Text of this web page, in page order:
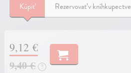
Kúpiť Rezervovať v kníhkupectve
9,12 €
9,40 €
?